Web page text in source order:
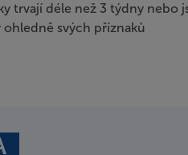
trvají déle než 3 týdny nebo
ohledně svých příznaků